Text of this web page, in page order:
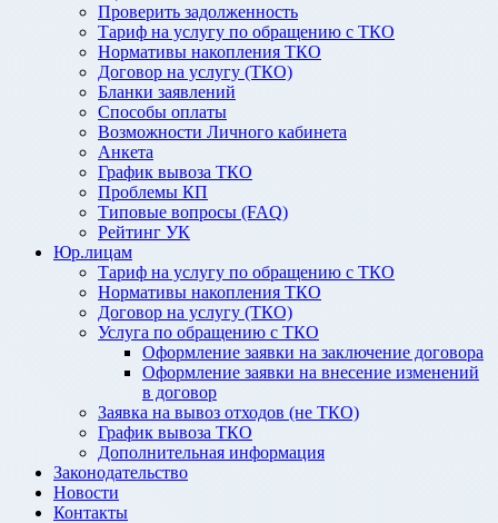
Проверить задолженность
Тариф на услугу по обращению с ТКО
Нормативы накопления ТКО
Договор на услугу (ТКО)
Бланки заявлений
Способы оплаты
Возможности Личного кабинета
Анкета
График вывоза ТКО
Проблемы КП
Типовые вопросы (FAQ)
Рейтинг УК
Юр.лицам
Тариф на услугу по обращению с ТКО
Нормативы накопления ТКО
Договор на услугу (ТКО)
Услуга по обращению с ТКО
Оформление заявки на заключение договора
Оформление заявки на внесение изменений
в договор
Заявка на вывоз отходов (не ТКО)
График вывоза ТКО
Дополнительная информация
Законодательство
Новости
Контакты